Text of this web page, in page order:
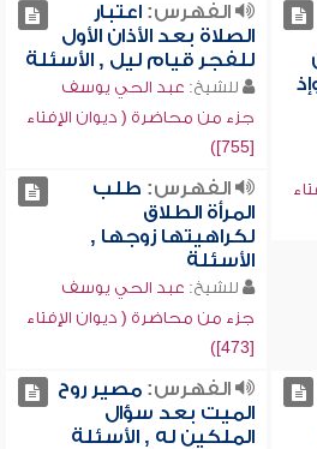
الفهرس:اعتبار
الصلاة بعد الأذان الأول
للفجر قيام ليل , الأسئلة
للشيخ: عبد الحي يوسف
جزء من محاضرة ( ديوان الإفتاء
[755])
الفهرس: طلب
المرأة الطلاق
لكراهيتها زوجها ,
الأسئلة
للشيخ: عبد الحي يوسف
جزء من محاضرة ( ديوان الإفتاء
[473])
الفهرس:مصير روح
الميت بعد سؤال
الملكين له , الأسئلة